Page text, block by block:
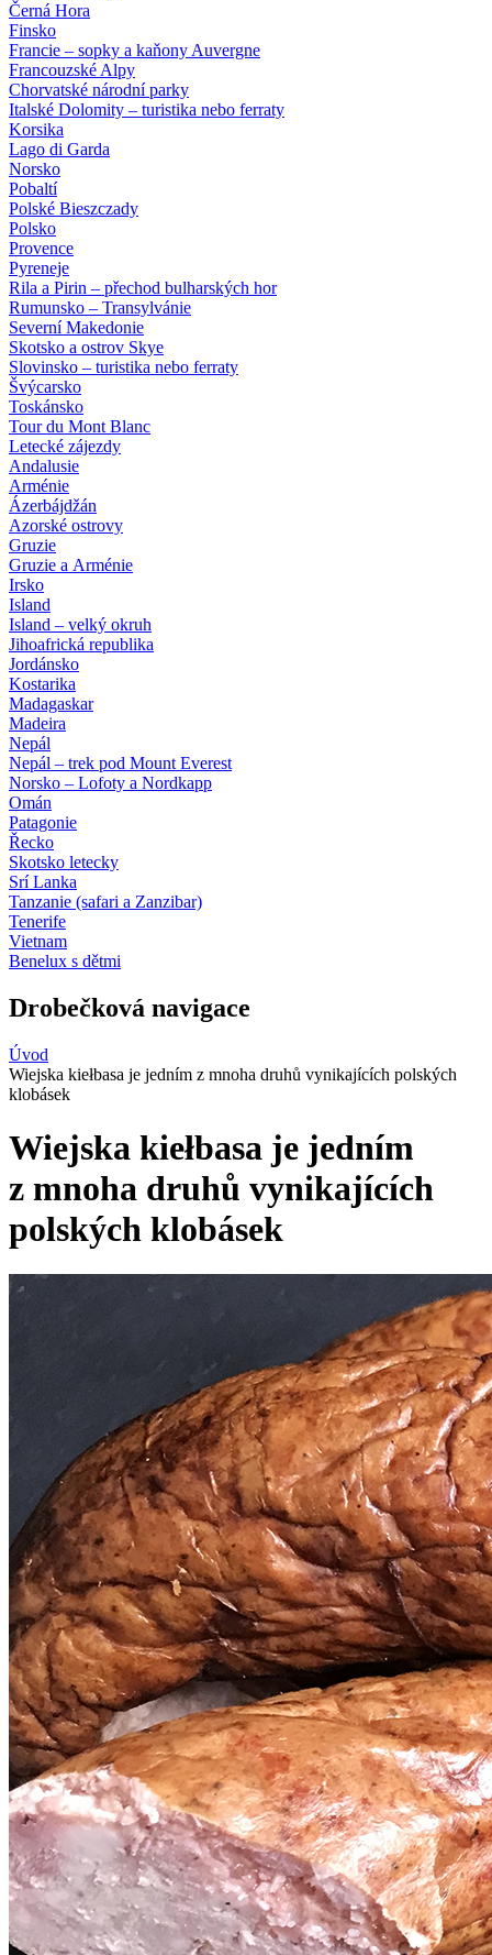
Černá Hora
Finsko
Francie – sopky a kaňony Auvergne
Francouzské Alpy
Chorvatské národní parky
Italské Dolomity – turistika nebo ferraty
Korsika
Lago di Garda
Norsko
Pobaltí
Polské Bieszczady
Polsko
Provence
Pyreneje
Rila a Pirin – přechod bulharských hor
Rumunsko – Transylvánie
Severní Makedonie
Skotsko a ostrov Skye
Slovinsko – turistika nebo ferraty
Švýcarsko
Toskánsko
Tour du Mont Blanc
Letecké zájezdy
Andalusie
Arménie
Ázerbájdžán
Azorské ostrovy
Gruzie
Gruzie a Arménie
Irsko
Island
Island – velký okruh
Jihoafrická republika
Jordánsko
Kostarika
Madagaskar
Madeira
Nepál
Nepál – trek pod Mount Everest
Norsko – Lofoty a Nordkapp
Omán
Patagonie
Řecko
Skotsko letecky
Srí Lanka
Tanzanie (safari a Zanzibar)
Tenerife
Vietnam
Benelux s dětmi
Drobečková navigace
Úvod
Wiejska kiełbasa je jedním z mnoha druhů vynikajících polských
klobásek
Wiejska kiełbasa je jedním
z mnoha druhů vynikajících
polských klobásek